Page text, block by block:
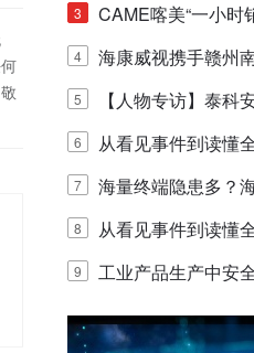
脑机技术商业化生
3
CAME喀美“一小时
能培训正式启动！
4
海康威视携手赣州
里绿波网
5
【人物专访】泰科
宁解码安防出海新
6
从看见事件到读懂
E IQ 3.20开启安防
7
海量终端隐患多？
联安全产品，四层
8
从看见事件到读懂
E IQ 3.20开启安防
9
工业产品生产中安
的实践与探讨